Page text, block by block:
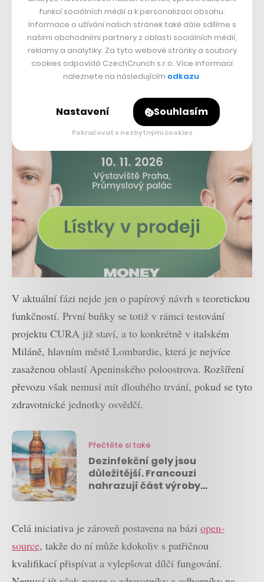
Začíná se v Miláně
V aktuální fázi nejde jen o papírový návrh s teoretickou
funkčností. První buňky se totiž v rámci testování
projektu CURA již staví, a to konkrétně v italském
Miláně, hlavním městě Lombardie, která je nejvíce
zasaženou oblastí Apeninského poloostrova. Rozšíření
převozu však nemusí mít dlouhého trvání, pokud se tyto
zdravotnické jednotky osvědčí.
Přečtěte si také
Dezinfekční gely jsou
důležitější. Francouzi
nahrazují část výroby
Celá iniciativa je zároveň postavena na bázi open-
source, takže do ní může kdokoliv s patřičnou
kvalifikací přispívat a vylepšovat dílčí fungování.
funkcí sociálních médií a k personalizaci obsahu.
Informace o užívání našich stránek také dále sdílíme s
našimi obchodními partnery z oblasti sociálních médií,
reklamy a analytiky. Za tyto webové stránky a soubory
cookies odpovídá CzechCrunch s.r.o. Více informací
naleznete na následujícím odkazu.
Nastavení Souhlasím
Pokračovat s nezbytnými cookies